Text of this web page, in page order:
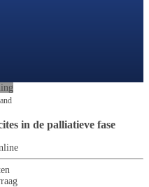
in de palliatieve fase